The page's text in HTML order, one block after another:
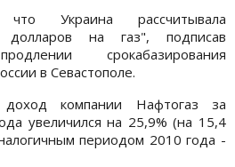
Украина рассчитывала
долларов на газ", подписав
срокабазирования
в Севастополе.
компании Нафтогаз за
увеличился на 25,9% (на 15,4
периодом 2010 года -